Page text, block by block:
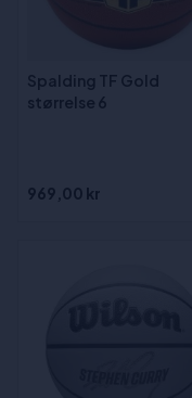
Spalding TF Gold
størrelse 6
969,00 kr